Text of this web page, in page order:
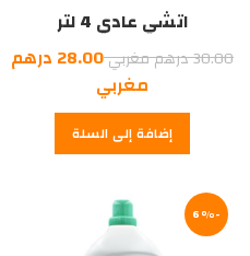
اتشي عادي 4 لتر
30.00درهم مغربيالسعر
الأصلي
هو:
30.00
28.00 درهم
مغربي
الحالي
هو:
إضافة إلى السلة
-6%